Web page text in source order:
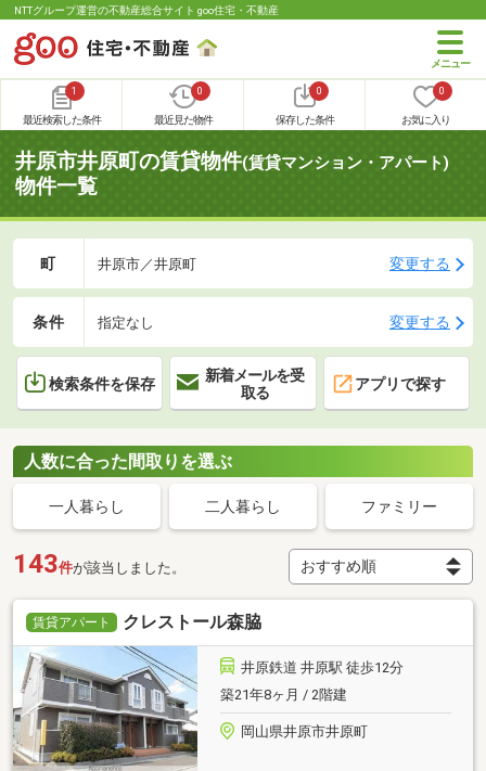
NTTグループ運営の不動産総合サイト goo住宅・不動産
1
最近検索した条件
0
最近見た物件
0
保存した条件
0
お気に入り
井原市井原町の賃貸物件(賃貸マンション・アパート)
物件一覧
町 井原市／井原町 変更する
条件 指定なし 変更する
検索条件を保存
新着メールを受
取る
アプリで探す
人数に合った間取りを選ぶ
一人暮らし 二人暮らし ファミリー
143件が該当しました。
賃貸アパート クレストール森脇
井原鉄道 井原駅 徒歩12分
築21年8ヶ月 / 2階建
岡山県井原市井原町